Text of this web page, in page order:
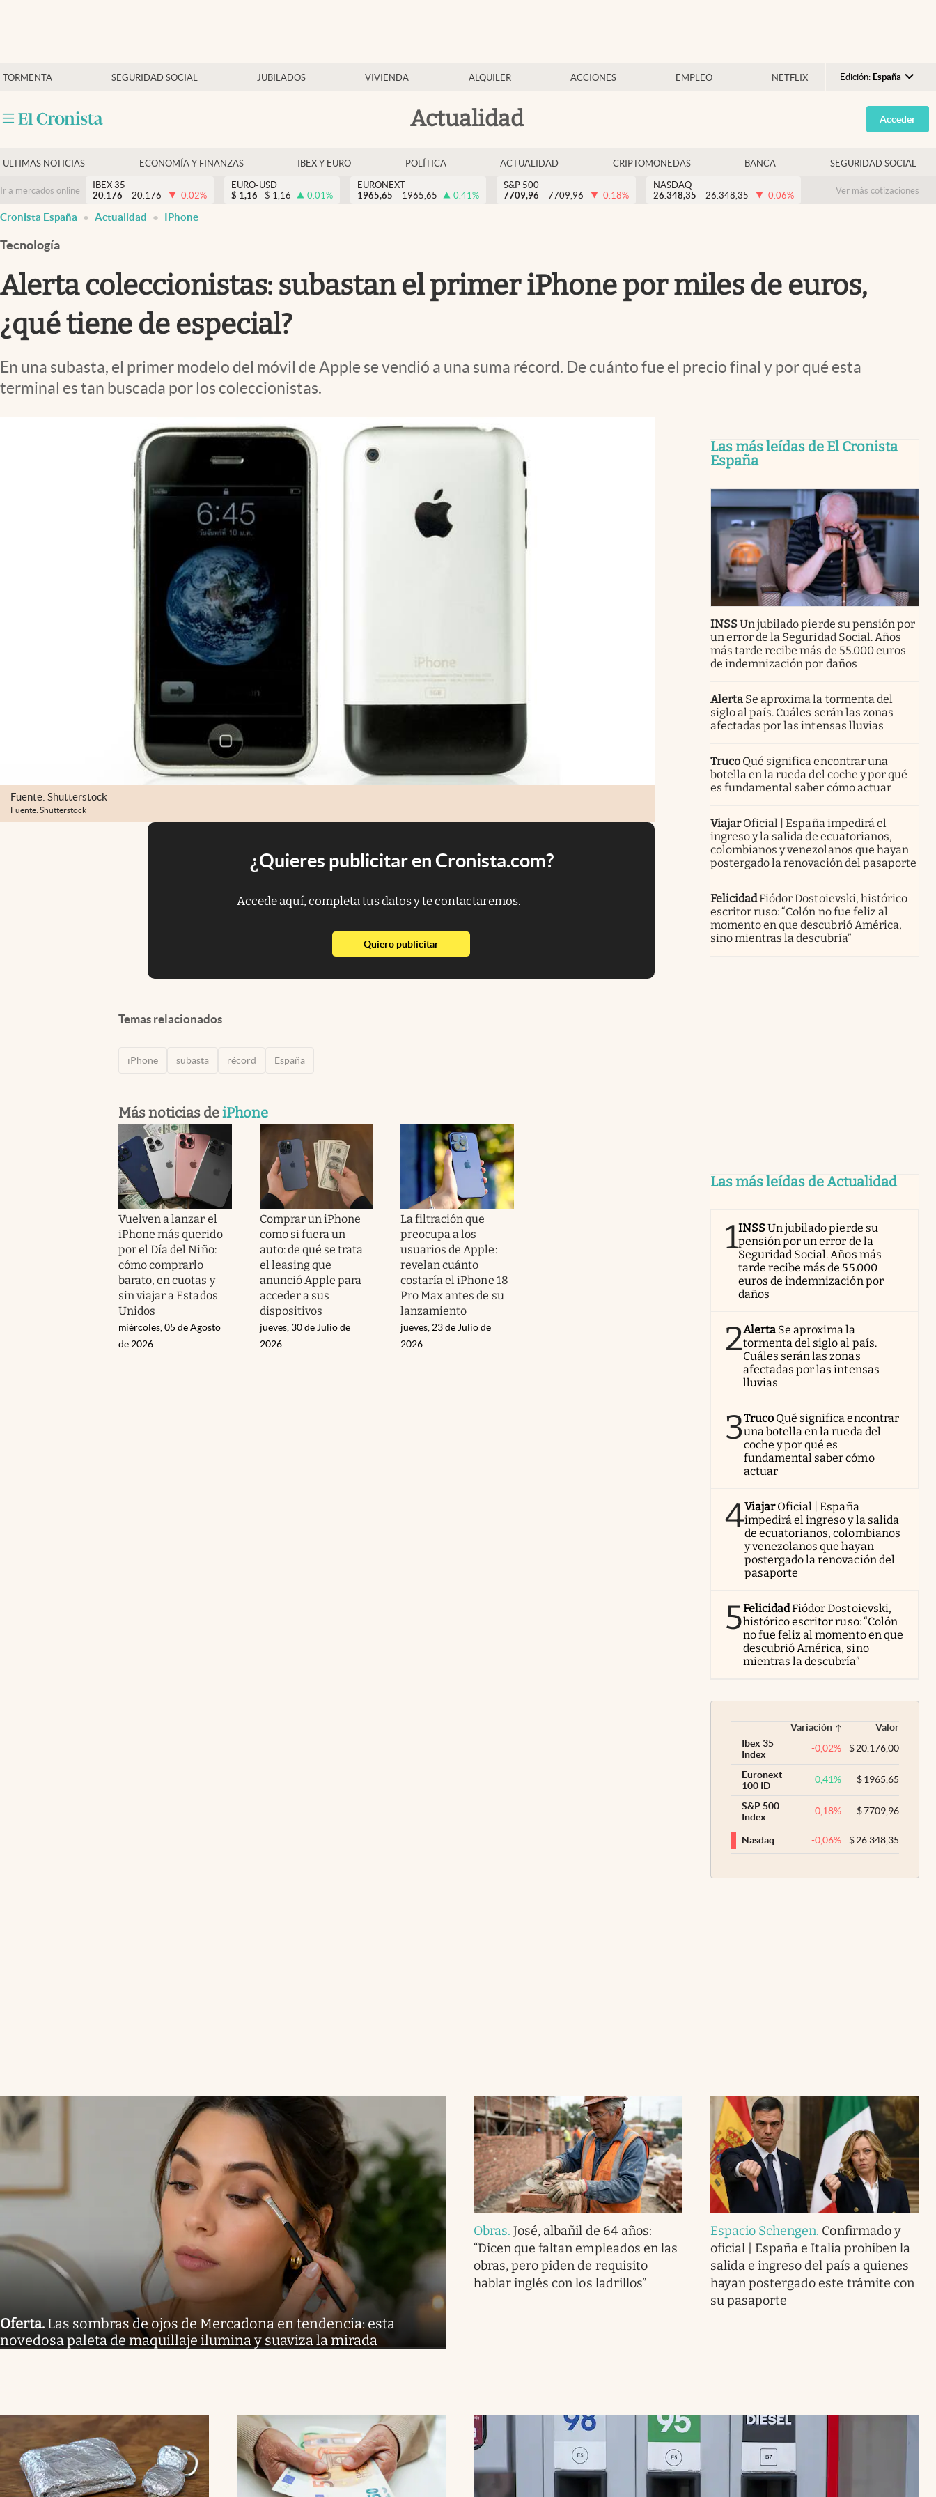
TORMENTA SEGURIDAD SOCIAL JUBILADOS VIVIENDA ALQUILER ACCIONES EMPLEO NETFLIX Edición: España
Argentina
España
USA
Colombia
Actualidad
Economía y finanzas
Criptomonedas
Acceder
ULTIMAS NOTICIAS ECONOMÍA Y FINANZAS IBEX Y EURO POLÍTICA ACTUALIDAD CRIPTOMONEDAS BANCA SEGURIDAD SOCIAL
Ir a mercados online
IBEX 35
20.176
20.176 -0.02%
EURO-USD
$ 1,16 $ 1,16 0.01%
EURONEXT
1965,65
1965,65 0.41%
S&P 500
7709,96
7709,96 -0.18%
NASDAQ
26.348,35
26.348,35 -0.06% Ver más cotizaciones
Cronista España Actualidad IPhone
Tecnología
Alerta coleccionistas: subastan el primer iPhone por miles de euros,
¿qué tiene de especial?
En una subasta, el primer modelo del móvil de Apple se vendió a una suma récord. De cuánto fue el precio final y por qué esta
terminal es tan buscada por los coleccionistas.
Fuente: Shutterstock
Fuente: Shutterstock
¿Quieres publicitar en Cronista.com?
Accede aquí, completa tus datos y te contactaremos.
Quiero publicitarabre en nueva pestaña
Temas relacionados
iPhone subasta récord España
Más noticias deiPhone
Vuelven a lanzar el
iPhone más querido
por el Día del Niño:
cómo comprarlo
barato, en cuotas y
sin viajar a Estados
Unidos
miércoles, 05 de Agosto
de 2026
Comprar un iPhone
como si fuera un
auto: de qué se trata
el leasing que
anunció Apple para
acceder a sus
dispositivos
jueves, 30 de Julio de
2026
La filtración que
preocupa a los
usuarios de Apple:
revelan cuánto
costaría el iPhone 18
Pro Max antes de su
lanzamiento
jueves, 23 de Julio de
2026
Las más leídas de El Cronista
España
INSSUn jubilado pierde su pensión por
un error de la Seguridad Social. Años
más tarde recibe más de 55.000 euros
de indemnización por daños
Alerta Se aproxima la tormenta del
siglo al país. Cuáles serán las zonas
afectadas por las intensas lluvias
Truco Qué significa encontrar una
botella en la rueda del coche y por qué
es fundamental saber cómo actuar
Viajar Oficial | España impedirá el
ingreso y la salida de ecuatorianos,
colombianos y venezolanos que hayan
postergado la renovación del pasaporte
FelicidadFiódor Dostoievski, histórico
escritor ruso: “Colón no fue feliz al
momento en que descubrió América,
sino mientras la descubría”
Las más leídas de Actualidad
1INSSUn jubilado pierde su
pensión por un error de la
Seguridad Social. Años más
tarde recibe más de 55.000
euros de indemnización por
daños
2Alerta Se aproxima la
tormenta del siglo al país.
Cuáles serán las zonas
afectadas por las intensas
lluvias
3Truco Qué significa encontrar
una botella en la rueda del
coche y por qué es
fundamental saber cómo
actuar
4Viajar Oficial | España
impedirá el ingreso y la salida
de ecuatorianos, colombianos
y venezolanos que hayan
postergado la renovación del
pasaporte
5FelicidadFiódor Dostoievski,
histórico escritor ruso: “Colón
no fue feliz al momento en que
descubrió América, sino
mientras la descubría”
Variación
Valor
Ibex 35
Index
-0,02% $20.176,00
Euronext
100 ID
0,41% $1965,65
S&P 500
Index
-0,18% $7709,96
Nasdaq -0,06% $26.348,35
Oferta. Las sombras de ojos de Mercadona en tendencia: esta
novedosa paleta de maquillaje ilumina y suaviza la mirada
Obras.José, albañil de 64 años:
“Dicen que faltan empleados en las
obras, pero piden de requisito
hablar inglés con los ladrillos”
Espacio Schengen. Confirmado y
oficial | España e Italia prohíben la
salida e ingreso del país a quienes
hayan postergado este trámite con
su pasaporte